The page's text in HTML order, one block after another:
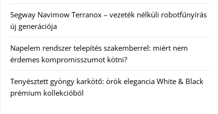
Segway Navimow Terranox – vezeték nélküli robotfűnyírás
új generációja
Napelem rendszer telepítés szakemberrel: miért nem
érdemes kompromisszumot kötni?
Tenyésztett gyöngy karkötő: örök elegancia White & Black
prémium kollekcióból